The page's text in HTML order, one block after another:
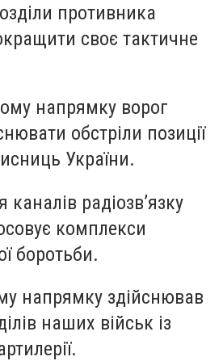
противника
своє тактичне
напрямку ворог
обстріли позиції
України.
радіозв’язку
комплекси
боротьби.
напрямку здійснював
наших військ із